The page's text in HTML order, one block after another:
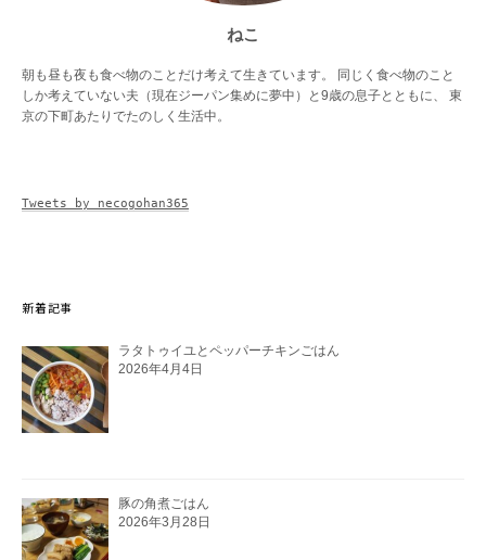
ねこ
朝も昼も夜も食べ物のことだけ考えて生きています。 同じく食べ物のこと
しか考えていない夫（現在ジーパン集めに夢中）と9歳の息子とともに、 東
京の下町あたりでたのしく生活中。
Tweets by necogohan365
新着記事
ラタトゥイユとペッパーチキンごはん
2026年4月4日
豚の角煮ごはん
2026年3月28日